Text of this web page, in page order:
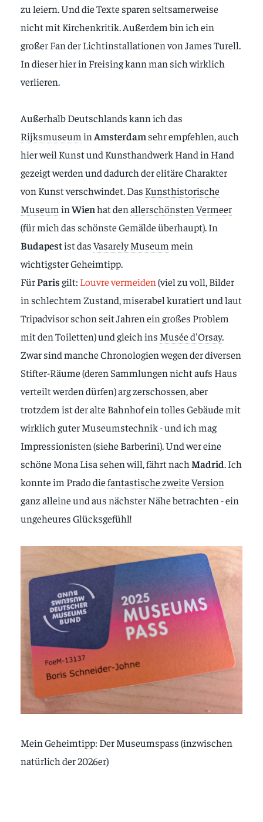
zu leiern. Und die Texte sparen seltsamerweise
nicht mit Kirchenkritik. Außerdem bin ich ein
großer Fan der Lichtinstallationen von James Turell.
In dieser hier in Freising kann man sich wirklich
verlieren.
Außerhalb Deutschlands kann ich das
Rijksmuseum in Amsterdam sehr empfehlen, auch
hier weil Kunst und Kunsthandwerk Hand in Hand
gezeigt werden und dadurch der elitäre Charakter
von Kunst verschwindet. Das Kunsthistorische
Museum inWienhat denallerschönsten Vermeer
(für mich das schönste Gemälde überhaupt). In
Budapestist dasVasarely Museum mein
wichtigster Geheimtipp.
FürParisgilt: Louvre vermeiden(viel zu voll, Bilder
in schlechtem Zustand, miserabel kuratiert und laut
Tripadvisor schon seit Jahren ein großes Problem
mit den Toiletten) und gleich ins Musée d'Orsay.
Zwar sind manche Chronologien wegen der diversen
Stifter-Räume (deren Sammlungen nicht aufs Haus
verteilt werden dürfen) arg zerschossen, aber
trotzdem ist der alte Bahnhof ein tolles Gebäude mit
wirklich guter Museumstechnik - und ich mag
Impressionisten (siehe Barberini). Und wer eine
schöne Mona Lisa sehen will, fährt nach Madrid. Ich
konnte im Prado diefantastische zweite Version
ganz alleine und aus nächster Nähe betrachten - ein
ungeheures Glücksgefühl!
Mein Geheimtipp: Der Museumspass (inzwischen
natürlich der 2026er)